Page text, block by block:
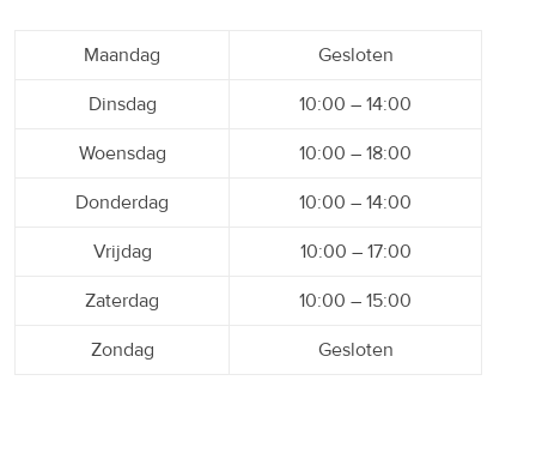
Maandag Gesloten
Dinsdag 10:00 – 14:00
Woensdag 10:00 – 18:00
Donderdag 10:00 – 14:00
Vrijdag 10:00 – 17:00
Zaterdag 10:00 – 15:00
Zondag Gesloten